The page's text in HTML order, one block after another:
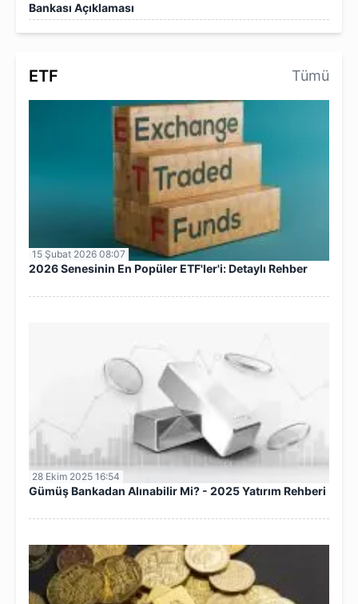
Bankası Açıklaması
ETF Tümü
15 Şubat 2026 08:07
2026 Senesinin En Popüler ETF'ler'i: Detaylı Rehber
28 Ekim 2025 16:54
Gümüş Bankadan Alınabilir Mi? - 2025 Yatırım Rehberi